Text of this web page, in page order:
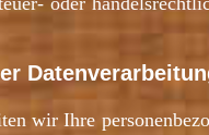
wir Ihre